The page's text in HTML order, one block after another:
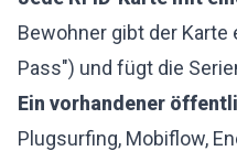
Bewohner gibt der Karte
Pass") und fügt die
Ein vorhandener
Plugsurfing, Mobiflow,